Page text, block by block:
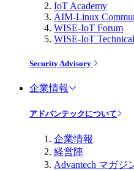
IoT Academy
AIM-Linux
WISE-IoT Forum
WISE-IoT
Security Advisory
企業情報
アドバンテックについて
企業情報
経営陣
Advantech マガジ